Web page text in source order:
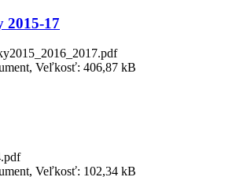
2015-17
Veľkosť: 406,87 kB
Veľkosť: 102,34 kB